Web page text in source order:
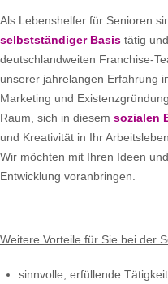
Als Lebenshelfer für Senioren
selbstständiger Basis tätig
deutschlandweiten Franchise-
unserer jahrelangen Erfahrung
Marketing und
Raum, sich in diesem sozialen
und Kreativität in Ihr
Wir möchten mit Ihren Ideen
Entwicklung voranbringen.
Weitere Vorteile für Sie bei der
sinnvolle, erfüllende Tätigkeit